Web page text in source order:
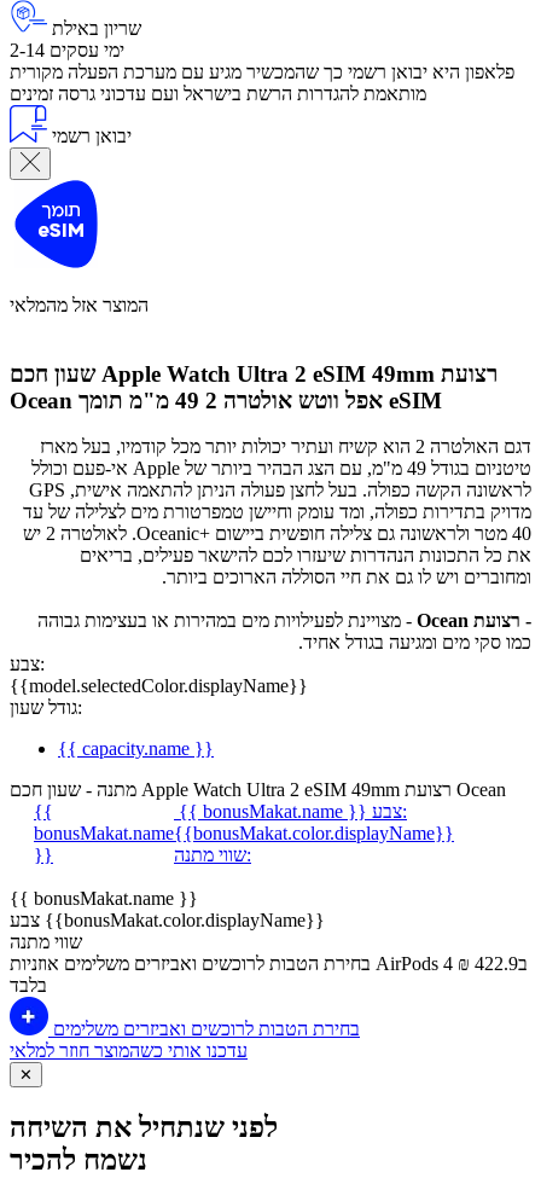
שריון באילת
2-14 ימי עסקים
פלאפון היא יבואן רשמי כך שהמכשיר מגיע עם מערכת הפעלה מקורית
מותאמת להגדרות הרשת בישראל ועם עדכוני גרסה זמינים
יבואן רשמי
המוצר אזל מהמלאי
שעון חכם Apple Watch Ultra 2 eSIM 49mm רצועת
Ocean
אפל ווטש אולטרה 2 49 מ"מ תומך eSIM
דגם האולטרה 2 הוא קשיח ועתיר יכולות יותר מכל קודמיו, בעל מארז
טיטניום בגודל 49 מ"מ, עם הצג הבהיר ביותר של Apple אי-פעם וכולל
לראשונה הקשה כפולה. בעל לחצן פעולה הניתן להתאמה אישית, GPS
מדויק בתדירות כפולה, ומד עומק וחיישן טמפרטורת מים לצלילה של עד
40 מטר ולראשונה גם צלילה חופשית ביישום +Oceanic. לאולטרה 2 יש
את כל התכונות הנהדרות שיעזרו לכם להישאר פעילים, בריאים
ומחוברים ויש לו גם את חיי הסוללה הארוכים ביותר.
- רצועת Ocean
- מצויינת לפעילויות מים במהירות או בעצימות גבוהה
כמו סקי מים ומגיעה בגודל אחיד.
צבע:
{{model.selectedColor.displayName}}
גודל שעון:
{{ capacity.name }}
מתנה - שעון חכם Apple Watch Ultra 2 eSIM 49mm רצועת Ocean
{{
bonusMakat.name
}}
{{ bonusMakat.name }}
צבע:
{{bonusMakat.color.displayName}}
שווי מתנה:
{{ bonusMakat.name }}
צבע {{bonusMakat.color.displayName}}
שווי מתנה
בחירת הטבות לרוכשים ואביזרים משלימים אוזניות AirPods 4 ב422.9 ₪
בלבד
בחירת הטבות לרוכשים ואביזרים משלימים
עדכנו אותי כשהמוצר חוזר למלאי
✕
לפני שנתחיל את השיחה
נשמח להכיר